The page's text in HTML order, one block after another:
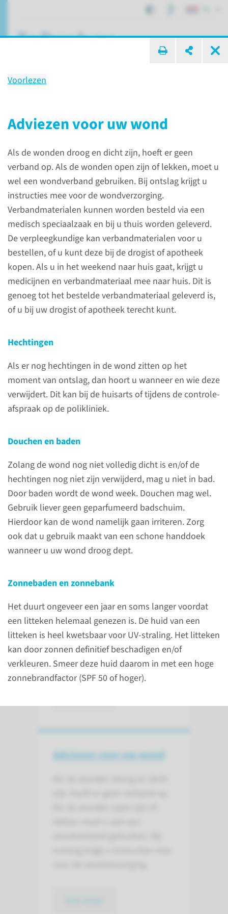
Voorlezen
Adviezen voor uw wond
Als de wonden droog en dicht zijn, hoeft er geen
verband op. Als de wonden open zijn of lekken, moet u
wel een wondverband gebruiken. Bij ontslag krijgt u
instructies mee voor de wondverzorging.
Verbandmaterialen kunnen worden besteld via een
medisch speciaalzaak en bij u thuis worden geleverd.
De verpleegkundige kan verbandmaterialen voor u
bestellen, of u kunt deze bij de drogist of apotheek
kopen. Als u in het weekend naar huis gaat, krijgt u
medicijnen en verbandmateriaal mee naar huis. Dit is
genoeg tot het bestelde verbandmateriaal geleverd is,
of u bij uw drogist of apotheek terecht kunt.
Hechtingen
Als er nog hechtingen in de wond zitten op het
moment van ontslag, dan hoort u wanneer en wie deze
verwijdert. Dit kan bij de huisarts of tijdens de controle-
afspraak op de polikliniek.
Douchen en baden
Zolang de wond nog niet volledig dicht is en/of de
hechtingen nog niet zijn verwijderd, mag u niet in bad.
Door baden wordt de wond week. Douchen mag wel.
Gebruik liever geen geparfumeerd badschuim.
Hierdoor kan de wond namelijk gaan irriteren. Zorg
ook dat u gebruik maakt van een schone handdoek
wanneer u uw wond droog dept.
Zonnebaden en zonnebank
Het duurt ongeveer een jaar en soms langer voordat
een litteken helemaal genezen is. De huid van een
litteken is heel kwetsbaar voor UV-straling. Het litteken
kan door zonnen definitief beschadigen en/of
verkleuren. Smeer deze huid daarom in met een hoge
zonnebrandfactor (SPF 50 of hoger).
Leefregels na ontslag
Luister naar uw
lichaam
op een van de
Radboudumc. Op deze pagina
vindt u informatie en leefregels
over de periode na de operatie.
Het belangrijkste advies is:
lees meer
Ontslag
Bij ontslag krijgt u van de
eventuele recepten, een
afspraak voor de polikliniek,
contactgegevens van degene
met wie u contact kunt
opnemen bij vragen en/of een
aanvraag voor fysiotherapie.
Adviezen voor uw wond